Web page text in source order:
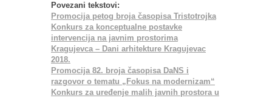
Povezani tekstovi:
Promocija petog broja časopisa Tristotrojka
Konkurs za konceptualne postavke
intervencija na javnim prostorima
Kragujevca – Dani arhitekture Kragujevac
2018.
Promocija 82. broja časopisa DaNS i
razgovor o tematu „Fokus na modernizam“
Konkurs za uređenje malih javnih prostora u